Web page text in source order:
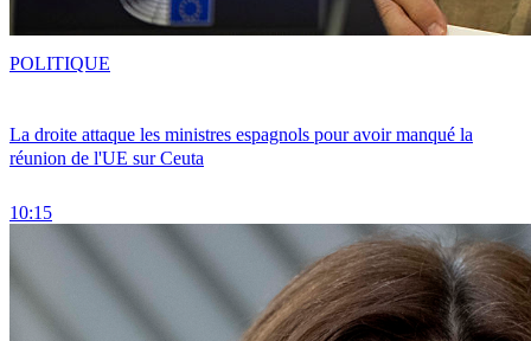
La droite attaque les ministres espagnols pour avoir manqué la
réunion de l'UE sur Ceuta
10:15
POLITIQUE